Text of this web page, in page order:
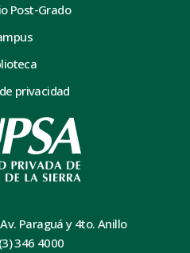
Post-Grado
privacidad
Paraguá y 4to. Anillo
346 4000